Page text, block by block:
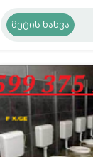
მეტის ნახვა